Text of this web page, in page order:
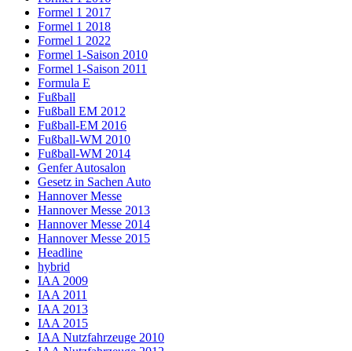
Formel 1 2017
Formel 1 2018
Formel 1 2022
Formel 1-Saison 2010
Formel 1-Saison 2011
Formula E
Fußball
Fußball EM 2012
Fußball-EM 2016
Fußball-WM 2010
Fußball-WM 2014
Genfer Autosalon
Gesetz in Sachen Auto
Hannover Messe
Hannover Messe 2013
Hannover Messe 2014
Hannover Messe 2015
Headline
hybrid
IAA 2009
IAA 2011
IAA 2013
IAA 2015
IAA Nutzfahrzeuge 2010